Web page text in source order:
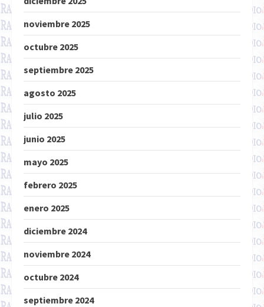
noviembre 2025
octubre 2025
septiembre 2025
agosto 2025
julio 2025
junio 2025
mayo 2025
febrero 2025
enero 2025
diciembre 2024
noviembre 2024
octubre 2024
septiembre 2024